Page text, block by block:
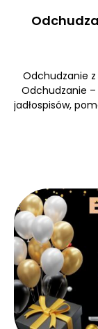
Odchudzanie
Odchudzanie –
jadłospisów,